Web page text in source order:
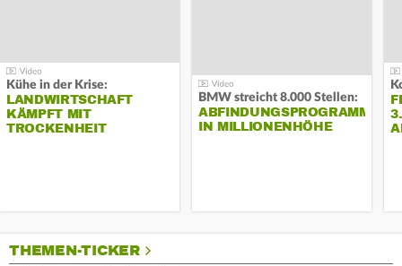
Kühe in der Krise:
LANDWIRTSCHAFT
KÄMPFT MIT
TROCKENHEIT
BMW streicht 8.000 Stellen:
ABFINDUNGSPROGRAMM
IN MILLIONENHÖHE
THEMEN-TICKER